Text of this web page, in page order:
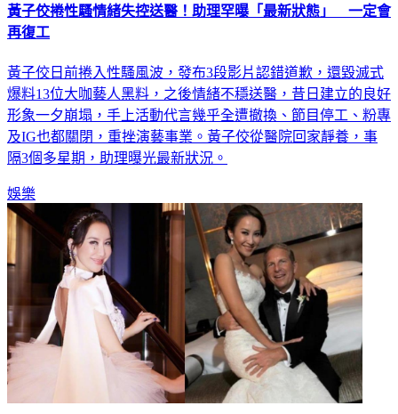
黃子佼捲性騷情緒失控送醫！助理罕曝「最新狀態」 一定會
再復工
黃子佼日前捲入性騷風波，發布3段影片認錯道歉，還毀滅式
爆料13位大咖藝人黑料，之後情緒不穩送醫，昔日建立的良好
形象一夕崩塌，手上活動代言幾乎全遭撤換、節目停工、粉專
及IG也都關閉，重挫演藝事業。黃子佼從醫院回家靜養，事
隔3個多星期，助理曝光最新狀況。
娛樂